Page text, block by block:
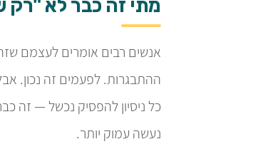
מתי זה כבר לא "רק
אנשים רבים אומרים לעצמם
ההתבגרות. לפעמים זה נכון.
כל ניסיון להפסיק נכשל — זה
נעשה עמוק יותר.